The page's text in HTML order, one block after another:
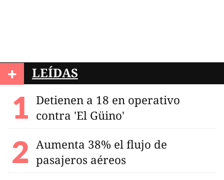
+ LEÍDAS
Detienen a 18 en operativo
contra 'El Güino'
Aumenta 38% el flujo de
pasajeros aéreos